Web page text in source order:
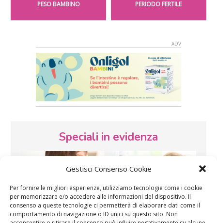
Gestisci Consenso Cookie
Per fornire le migliori esperienze, utilizziamo tecnologie come i cookie
per memorizzare e/o accedere alle informazioni del dispositivo. Il
consenso a queste tecnologie ci permetterà di elaborare dati come il
comportamento di navigazione o ID unici su questo sito. Non
PESO BAMBINO PERIODO FERTILE
Speciali in evidenza
Vaccini SOS Pediatra